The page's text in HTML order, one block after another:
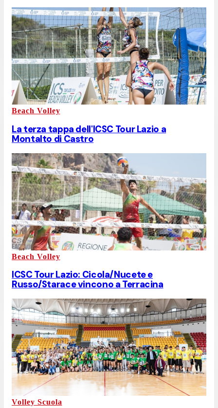
Beach Volley
La terza tappa dell'ICSC Tour Lazio a
Montalto di Castro
Beach Volley
ICSC Tour Lazio: Cicola/Nucete e
Russo/Starace vincono a Terracina
Volley Scuola